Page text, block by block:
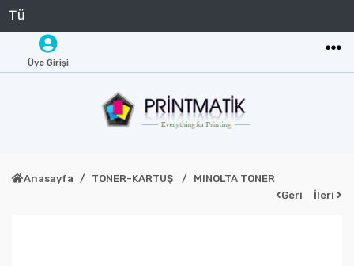
Üye Girişi
Anasayfa TONER-KARTUŞ
MINOLTA TONER
Geri
İleri